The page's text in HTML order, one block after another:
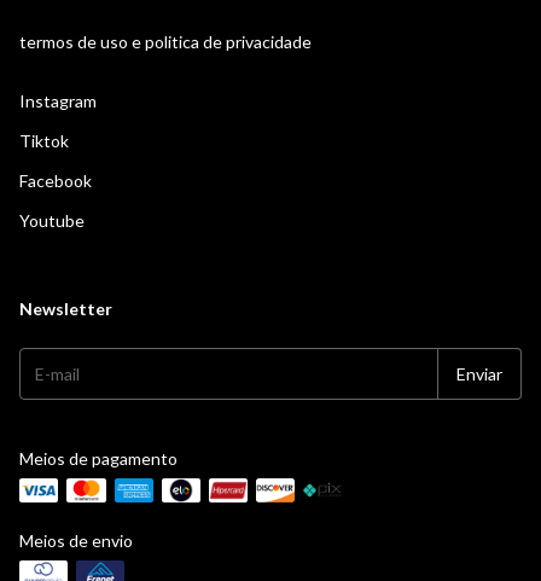
termos de uso e politica de privacidade
Instagram
Tiktok
Facebook
Youtube
Newsletter
Meios de pagamento
Meios de envio